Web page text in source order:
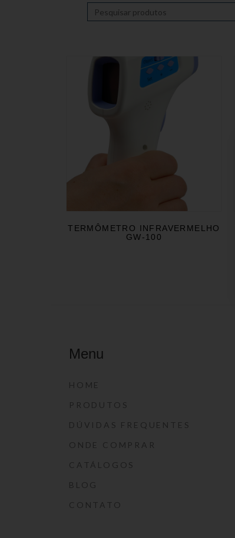
TERMÔMETRO INFRAVERMELHO
GW-100
Menu
HOME
PRODUTOS
DÚVIDAS FREQUENTES
ONDE COMPRAR
CATÁLOGOS
BLOG
CONTATO